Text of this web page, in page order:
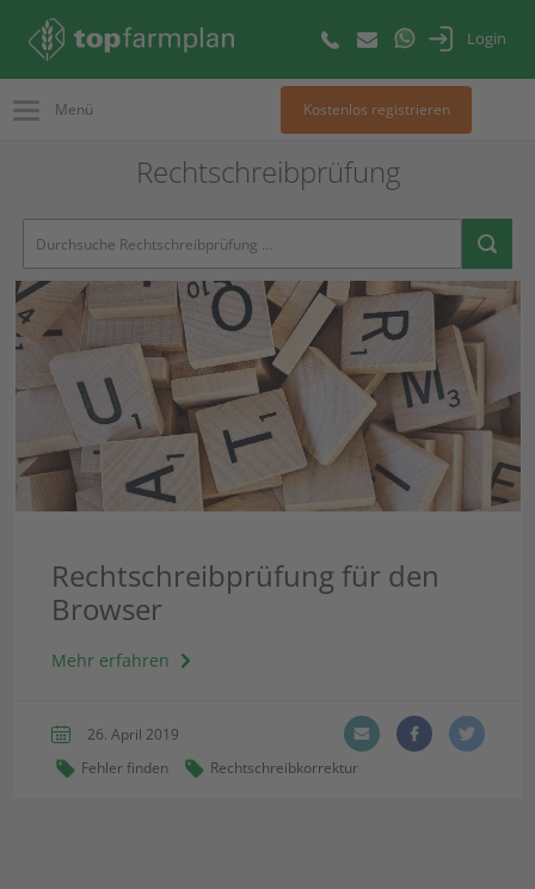
Login
Menü Kostenlos registrieren
Rechtschreibprüfung
Rechtschreibprüfung für den
Browser
Mehr erfahren
26. April 2019
Fehler finden
Rechtschreibkorrektur